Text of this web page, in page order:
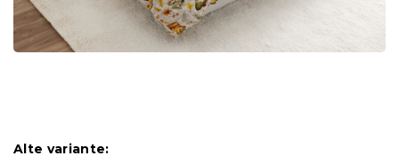
Alte variante: